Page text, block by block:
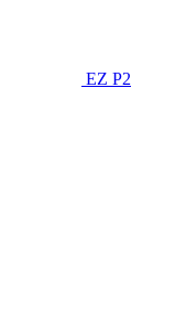
EZ P2